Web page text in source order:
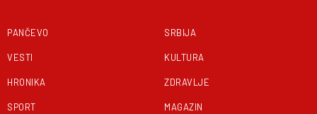
PANČEVO
VESTI
HRONIKA
SPORT
SRBIJA
KULTURA
ZDRAVLJE
MAGAZIN